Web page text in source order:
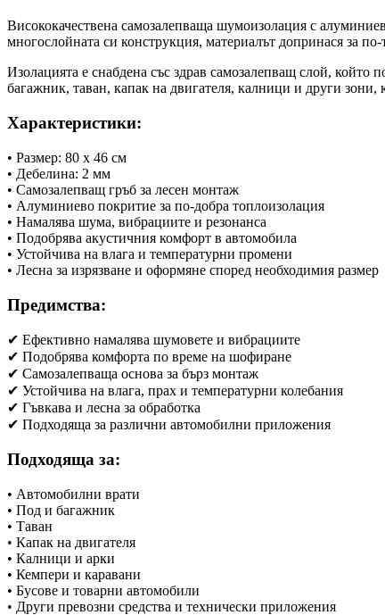
Висококачествена самозалепваща шумоизолация с
многослойната си конструкция, материалът допринася за
Изолацията е снабдена със здрав самозалепващ слой,
багажник, таван, капак на двигателя, калници и други
Характеристики:
• Размер: 80 x 46 см
• Дебелина: 2 мм
• Самозалепващ гръб за лесен монтаж
• Алуминиево покритие за по-добра топлоизолация
• Намалява шума, вибрациите и резонанса
• Подобрява акустичния комфорт в автомобила
• Устойчива на влага и температурни промени
• Лесна за изрязване и оформяне според необходимия размер
Предимства:
✔ Ефективно намалява шумовете и вибрациите
✔ Подобрява комфорта по време на шофиране
✔ Самозалепваща основа за бърз монтаж
✔ Устойчива на влага, прах и температурни колебания
✔ Гъвкава и лесна за обработка
✔ Подходяща за различни автомобилни приложения
Подходяща за:
• Автомобилни врати
• Под и багажник
• Таван
• Капак на двигателя
• Калници и арки
• Кемпери и каравани
• Бусове и товарни автомобили
• Други превозни средства и технически приложения